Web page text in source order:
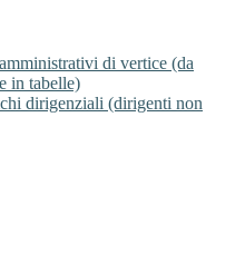
di vertice (da
in tabelle)
dirigenziali (dirigenti non